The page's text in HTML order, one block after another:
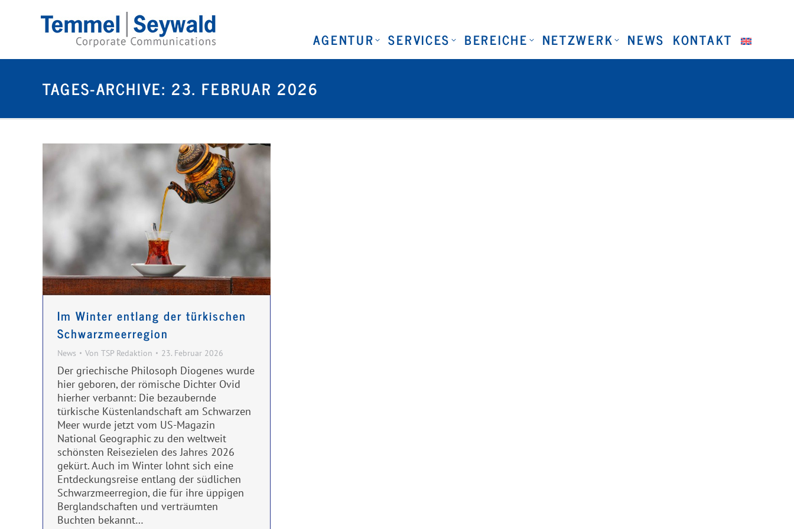
AGENTUR SERVICES BEREICHE NETZWERK NEWS KONTAKT
TAGES-ARCHIVE: 23. FEBRUAR 2026
Im Winter entlang der türkischen
Schwarzmeerregion
News Von TSP Redaktion 23. Februar 2026
Der griechische Philosoph Diogenes wurde
hier geboren, der römische Dichter Ovid
hierher verbannt: Die bezaubernde
türkische Küstenlandschaft am Schwarzen
Meer wurde jetzt vom US-Magazin
National Geographic zu den weltweit
schönsten Reisezielen des Jahres 2026
gekürt. Auch im Winter lohnt sich eine
Entdeckungsreise entlang der südlichen
Schwarzmeerregion, die für ihre üppigen
Berglandschaften und verträumten
Buchten bekannt…